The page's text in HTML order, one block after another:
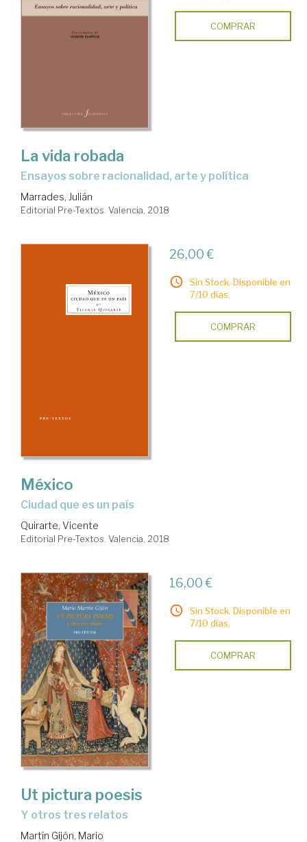
COMPRAR
La vida robada
ensayos sobre racionalidad, arte y política
Marrades, Julián
Editorial Pre-Textos. Valencia, 2018
26,00 €
Sin Stock. Disponible en
7/10 días.
COMPRAR
México
ciudad que es un país
Quirarte, Vicente
Editorial Pre-Textos. Valencia, 2018
16,00 €
Sin Stock. Disponible en
7/10 días.
COMPRAR
Ut pictura poesis
y otros tres relatos
Martín Gijón, Mario